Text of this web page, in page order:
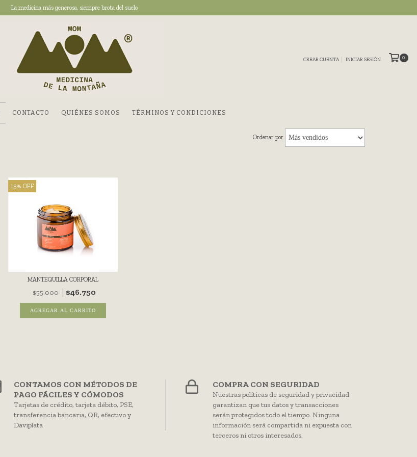
La medicina más generosa, siempre brota del suelo
CREAR CUENTA INICIAR SESIÓN 0
CONTACTO QUIÉNES SOMOS TÉRMINOS Y CONDICIONES
Ordenar por
15% OFF
MANTEQUILLA CORPORAL
$55.000 $46.750
CONTAMOS CON MÉTODOS DE
PAGO FÁCILES Y CÓMODOS
Tarjetas de crédito, tarjeta débito, PSE,
transferencia bancaria, QR, efectivo y
Daviplata
COMPRA CON SEGURIDAD
Nuestras políticas de seguridad y privacidad
garantizan que tus datos y transacciones
serán protegidos todo el tiempo. Ninguna
información será compartida ni expuesta con
terceros ni otros interesados.